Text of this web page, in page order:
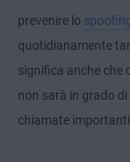
prevenire lo
quotidianamente
significa anche che
non sarà in grado
chiamate importanti.